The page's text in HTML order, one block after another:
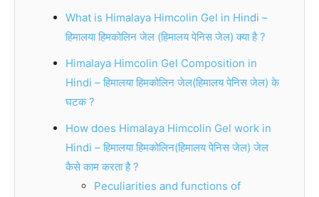
What is Himalaya Himcolin Gel in Hindi –
हिमालया हिमकोलिन जेल (हिमालय पेनिस जेल) क्या है ?
Himalaya Himcolin Gel Composition in
Hindi – हिमालया हिमकोलिन जेल(हिमालय पेनिस जेल) के
घटक ?
How does Himalaya Himcolin Gel work in
Hindi – हिमालया हिमकोलिन(हिमालय पेनिस जेल) जेल
कैसे काम करता है ?
Peculiarities and functions of